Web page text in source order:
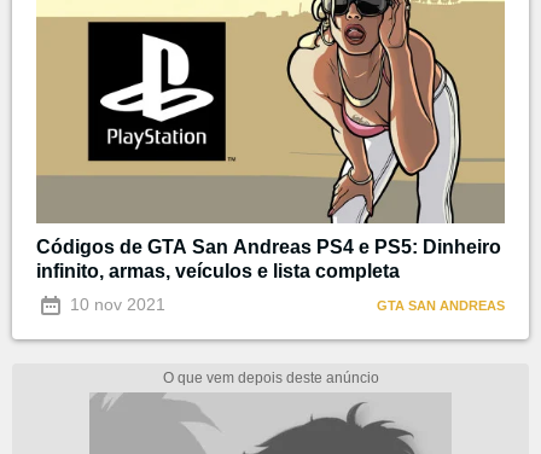
Códigos de GTA San Andreas PS4 e PS5: Dinheiro
infinito, armas, veículos e lista completa
10 nov 2021 GTA SAN ANDREAS